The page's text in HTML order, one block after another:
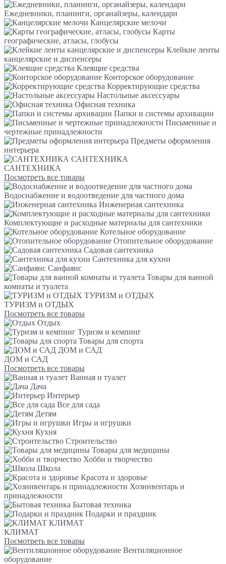
Ежедневники, планинги, органайзеры, календари
Канцелярские мелочи
Карты
географические, атласы, глобусы
Клейкие ленты
канцелярские и диспенсеры
Клеящие средства
Конторское оборудование
Корректирующие средства
Настольные аксессуары
Офисная техника
Папки и системы архивации
Письменные и
чертежные принадлежности
Предметы оформления
интерьера
САНТЕХНИКА
САНТЕХНИКА
Посмотреть все товары
Водоснабжение и водоотведение для частного дома
Инженерная сантехника
Комплектующие и расходные материалы для сантехники
Котельное оборудование
Отопительное оборудование
Садовая сантехника
Сантехника для кухни
Санфаянс
Товары для ванной
комнаты и туалета
ТУРИЗМ и ОТДЫХ
ТУРИЗМ и ОТДЫХ
Посмотреть все товары
Отдых
Туризм и кемпинг
Товары для спорта
ДОМ и САД
ДОМ и САД
Посмотреть все товары
Ванная и туалет
Дача
Интерьер
Все для сада
Детям
Игры и игрушки
Кухня
Строительство
Товары для медицины
Хобби и творчество
Школа
Красота и здоровье
Хозинвентарь и
принадлежности
Бытовая техника
Подарки и праздник
КЛИМАТ
КЛИМАТ
Посмотреть все товары
Вентиляционное
оборудование